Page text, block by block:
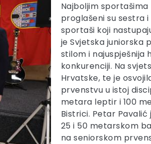
Najboljim sportašima
proglašeni su sestra
sportaši koji
je Svjetska juniorska
stilom i najuspješnija
konkurenciji. Na
Hrvatske, te je
prvenstvu u istoj
metara leptir i 100
Bistrici. Petar
25 i 50 metarskom
na seniorskom